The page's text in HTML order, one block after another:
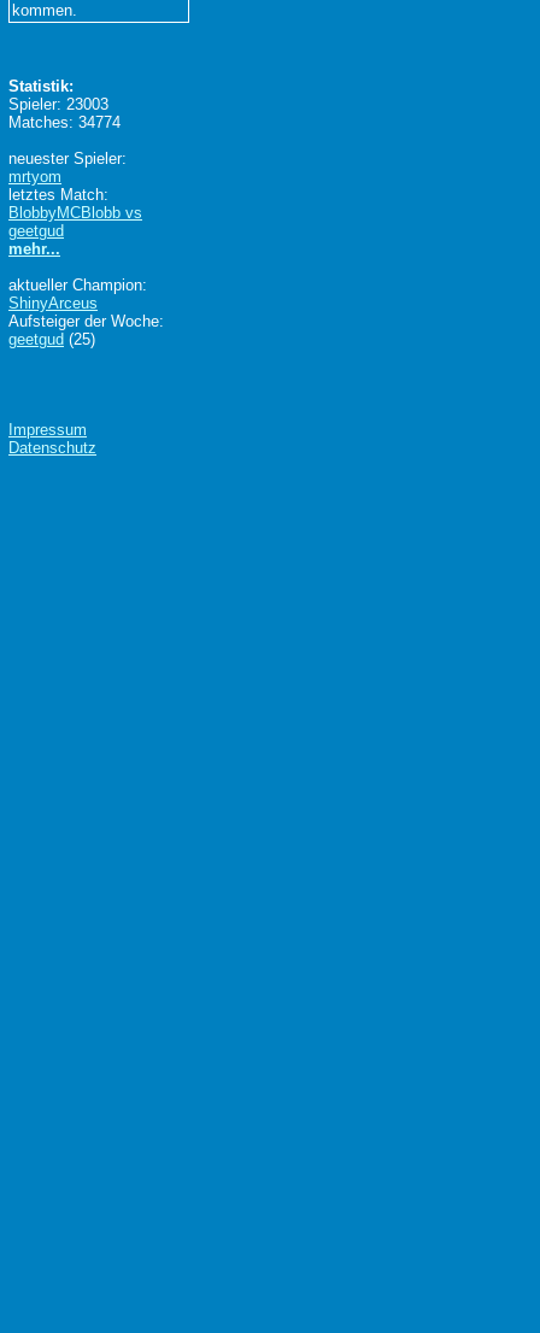
kommen.
Statistik:
Spieler: 23003
Matches: 34774
neuester Spieler:
mrtyom
letztes Match:
BlobbyMCBlobb vs
geetgud
mehr...
aktueller Champion:
ShinyArceus
Aufsteiger der Woche:
geetgud (25)
Impressum
Datenschutz